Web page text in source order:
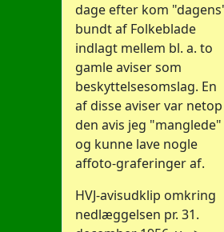
dage efter kom
bundt af Folkeblade
indlagt mellem bl. a. to
gamle aviser som
beskyttelsesomslag. En
af disse aviser var netop
den avis jeg "manglede"
og kunne lave nogle
affoto-graferinger af.
HVJ-avisudklip omkring
nedlæggelsen pr. 31.